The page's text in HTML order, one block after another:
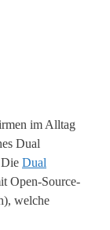
im Alltag
Dual
Dual
Open-Source-
welche